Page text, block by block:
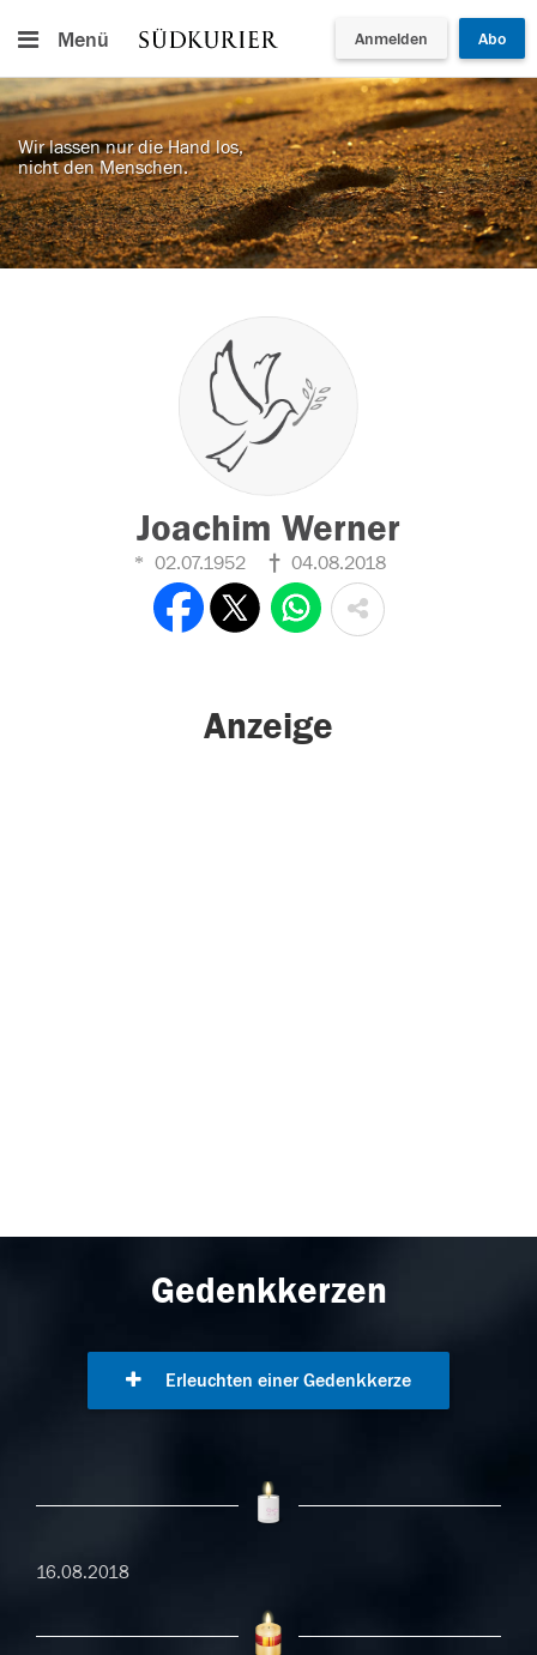
Menü Anmelden Abo
Wir lassen nur die Hand los,
nicht den Menschen.
Joachim Werner
02.07.1952 04.08.2018
Anzeige
Gedenkkerzen
Erleuchten einer Gedenkkerze
16.08.2018